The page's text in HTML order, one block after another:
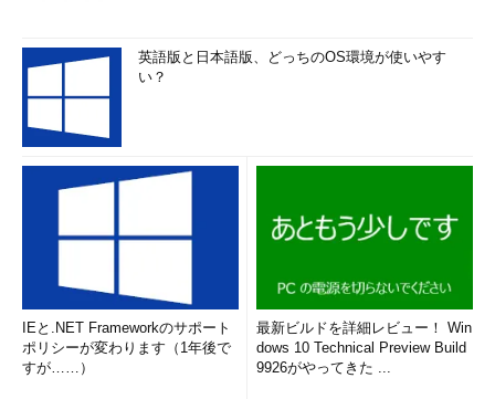
英語版と日本語版、どっちのOS環境が使いやす
い？
IEと.NET Frameworkのサポート
ポリシーが変わります（1年後で
すが……）
最新ビルドを詳細レビュー！ Win
dows 10 Technical Preview Build
9926がやってきた ...